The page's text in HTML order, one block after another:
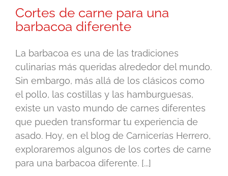
Cortes de carne para una
barbacoa diferente
La barbacoa es una de las tradiciones
culinarias más queridas alrededor del mundo.
Sin embargo, más allá de los clásicos como
el pollo, las costillas y las hamburguesas,
existe un vasto mundo de carnes diferentes
que pueden transformar tu experiencia de
asado. Hoy, en el blog de Carnicerías Herrero,
exploraremos algunos de los cortes de carne
para una barbacoa diferente. [...]